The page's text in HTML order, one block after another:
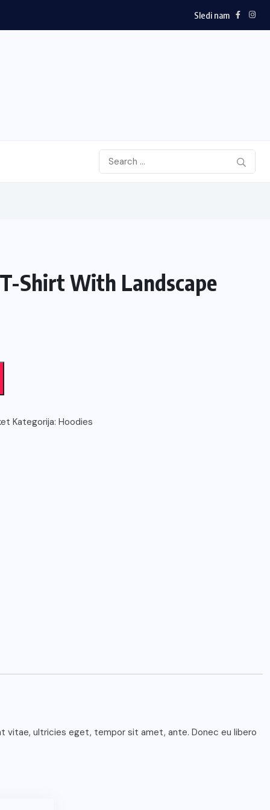
Sledi nam
Shirt With Landscape
Kategorija:Hoodies
ultricies eget, tempor sit amet, ante. Donec eu libero